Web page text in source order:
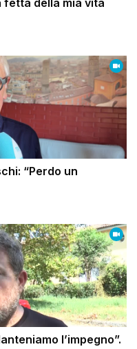
“Perdo un
l’impegno”.